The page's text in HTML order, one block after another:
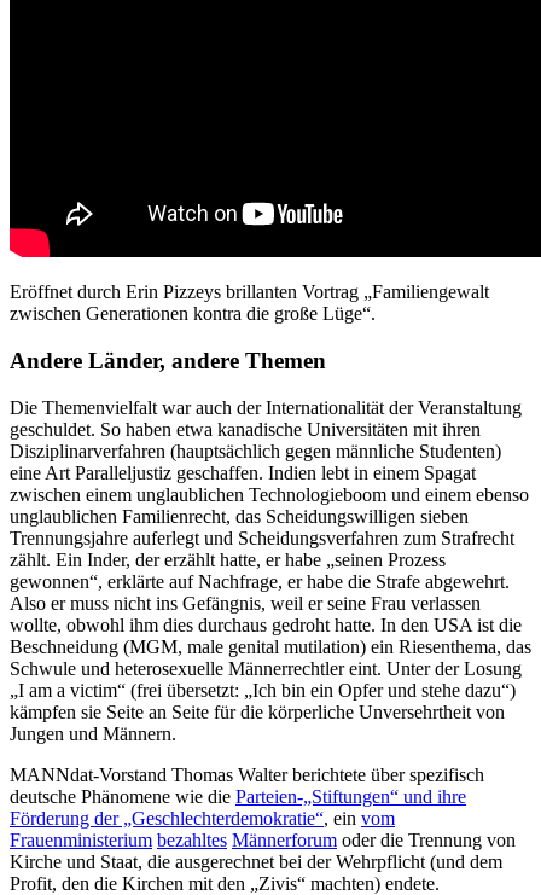
Eröffnet durch Erin Pizzeys brillanten Vortrag „Familiengewalt
zwischen Generationen kontra die große Lüge“.
Andere Länder, andere Themen
Die Themenvielfalt war auch der Internationalität der Veranstaltung
geschuldet. So haben etwa kanadische Universitäten mit ihren
Disziplinarverfahren (hauptsächlich gegen männliche Studenten)
eine Art Paralleljustiz geschaffen. Indien lebt in einem Spagat
zwischen einem unglaublichen Technologieboom und einem ebenso
unglaublichen Familienrecht, das Scheidungswilligen sieben
Trennungsjahre auferlegt und Scheidungsverfahren zum Strafrecht
zählt. Ein Inder, der erzählt hatte, er habe „seinen Prozess
gewonnen“, erklärte auf Nachfrage, er habe die Strafe abgewehrt.
Also er muss nicht ins Gefängnis, weil er seine Frau verlassen
wollte, obwohl ihm dies durchaus gedroht hatte. In den USA ist die
Beschneidung (MGM, male genital mutilation) ein Riesenthema, das
Schwule und heterosexuelle Männerrechtler eint. Unter der Losung
„I am a victim“ (frei übersetzt: „Ich bin ein Opfer und stehe dazu“)
kämpfen sie Seite an Seite für die körperliche Unversehrtheit von
Jungen und Männern.
MANNdat-Vorstand Thomas Walter berichtete über spezifisch
deutsche Phänomene wie die Parteien-„Stiftungen“ und ihre
Förderung der „Geschlechterdemokratie“, ein vom
Frauenministerium bezahltes Männerforum oder die Trennung von
Kirche und Staat, die ausgerechnet bei der Wehrpflicht (und dem
Profit, den die Kirchen mit den „Zivis“ machten) endete.